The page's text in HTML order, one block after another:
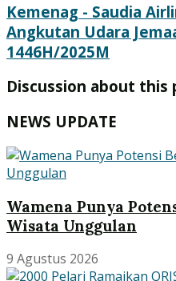
Kemenag - Saudia
Angkutan Udara
1446H/2025M
Discussion about this
NEWS UPDATE
Wamena Punya
Wisata Unggulan
9 Agustus 2026